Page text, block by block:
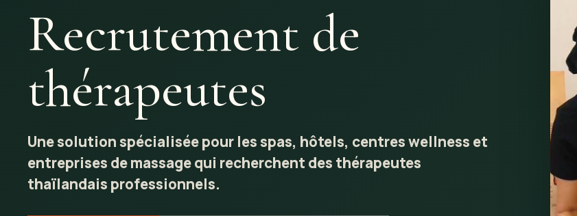
Recrutement de
thérapeutes
Une solution spécialisée pour les spas, hôtels, centres wellness et
entreprises de massage qui recherchent des thérapeutes
thaïlandais professionnels.